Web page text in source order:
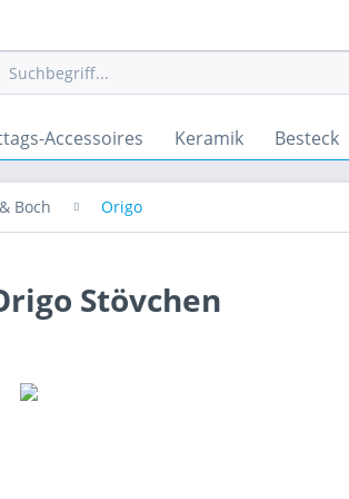
Accessoires Keramik Besteck
Boch Origo
Stövchen